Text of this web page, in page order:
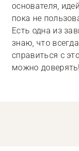
основателя,
пока не
Есть одна из
знаю, что
справиться с
можно